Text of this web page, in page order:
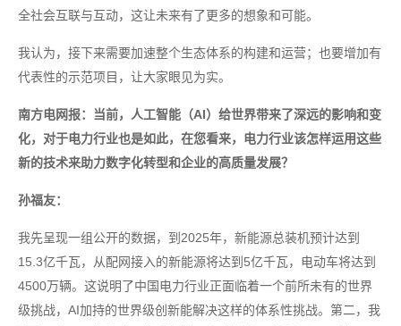
全社会互联与互动，这让未来有了更多的想象和可能。
我认为，接下来需要加速整个生态体系的构建和运营；也要增加有
代表性的示范项目，让大家眼见为实。
南方电网报：当前，人工智能（AI）给世界带来了深远的影响和变
化，对于电力行业也是如此，在您看来，电力行业该怎样运用这些
新的技术来助力数字化转型和企业的高质量发展？
孙福友：
我先呈现一组公开的数据，到2025年，新能源总装机预计达到
15.3亿千瓦，从配网接入的新能源将达到5亿千瓦，电动车将达到
4500万辆。这说明了中国电力行业正面临着一个前所未有的世界
级挑战，AI加持的世界级创新能解决这样的体系性挑战。第二，我